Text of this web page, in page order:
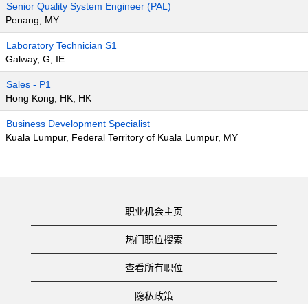
Senior Quality System Engineer (PAL)
Penang, MY
Laboratory Technician S1
Galway, G, IE
Sales - P1
Hong Kong, HK, HK
Business Development Specialist
Kuala Lumpur, Federal Territory of Kuala Lumpur, MY
职业机会主页
热门职位搜索
查看所有职位
隐私政策